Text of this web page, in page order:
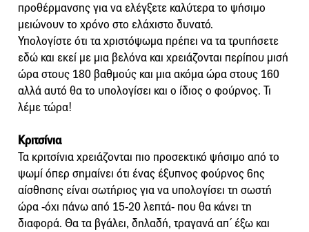
προθέρμανσης για να ελέγξετε καλύτερα το ψήσιμο
μειώνουν το χρόνο στο ελάχιστο δυνατό.
Υπολογίστε ότι τα χριστόψωμα πρέπει να τα τρυπήσετε
εδώ και εκεί με μια βελόνα και χρειάζονται περίπου μισή
ώρα στους 180 βαθμούς και μια ακόμα ώρα στους 160
αλλά αυτό θα το υπολογίσει και ο ίδιος ο φούρνος. Τι
λέμε τώρα!
Κριτσίνια
Τα κριτσίνια χρειάζονται πιο προσεκτικό ψήσιμο από το
ψωμί όπερ σημαίνει ότι ένας έξυπνος φούρνος 6ης
αίσθησης είναι σωτήριος για να υπολογίσει τη σωστή
ώρα -όχι πάνω από 15-20 λεπτά- που θα κάνει τη
διαφορά. Θα τα βγάλει, δηλαδή, τραγανά απ΄ έξω και